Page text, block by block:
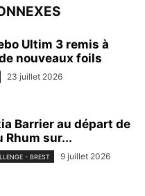
Ultim 3 remis à
nouveaux foils
23 juillet 2026
Barrier au départ de
Rhum sur...
- BREST 9 juillet 2026